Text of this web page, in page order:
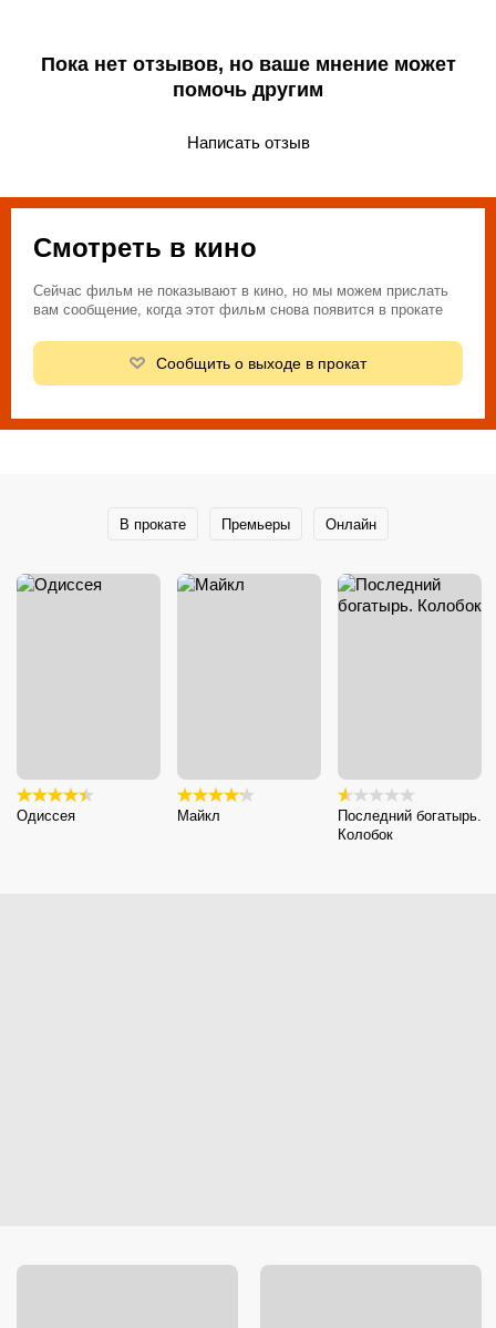
Пока нет отзывов, но ваше мнение может
помочь другим
Написать отзыв
Смотреть в кино
Сейчас фильм не показывают в кино, но мы можем прислать
вам сообщение, когда этот фильм снова появится в прокате
Сообщить о выходе в прокат
В прокате Премьеры Онлайн
Одиссея Майкл
Последний богатырь.
Колобок